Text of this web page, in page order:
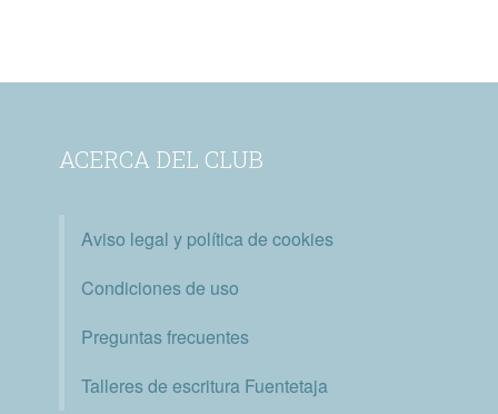
ACERCA DEL CLUB
Aviso legal y política de cookies
Condiciones de uso
Preguntas frecuentes
Talleres de escritura Fuentetaja